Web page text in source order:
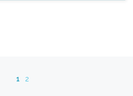
de entradas
1 2